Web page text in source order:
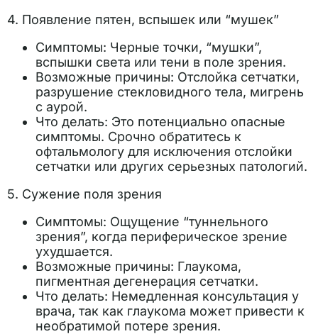
4. Появление пятен, вспышек или “мушек”
Симптомы: Черные точки, “мушки”,
вспышки света или тени в поле зрения.
Возможные причины: Отслойка сетчатки,
разрушение стекловидного тела, мигрень
с аурой.
Что делать: Это потенциально опасные
симптомы. Срочно обратитесь к
офтальмологу для исключения отслойки
сетчатки или других серьезных патологий.
5. Сужение поля зрения
Симптомы: Ощущение “туннельного
зрения”, когда периферическое зрение
ухудшается.
Возможные причины: Глаукома,
пигментная дегенерация сетчатки.
Что делать: Немедленная консультация у
врача, так как глаукома может привести к
необратимой потере зрения.